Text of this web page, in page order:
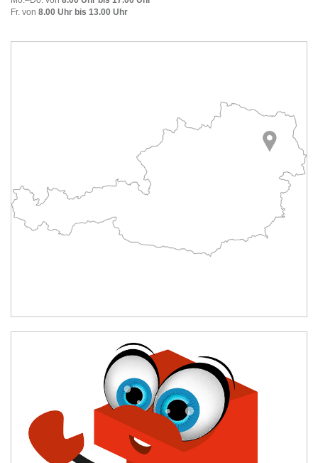
Fr. von 8.00 Uhr bis 13.00 Uhr